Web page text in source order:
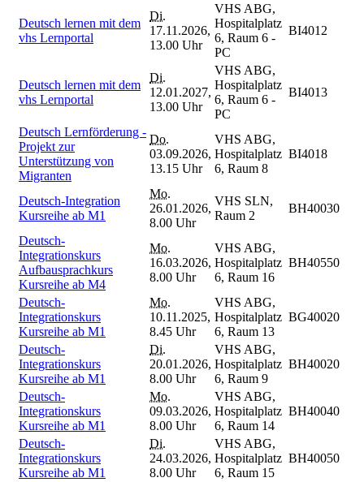
Deutsch lernen mit dem
vhs Lernportal
Di.
17.11.2026,
13.00 Uhr
VHS ABG,
Hospitalplatz
6, Raum 6 -
PC
BI4012
Deutsch lernen mit dem
vhs Lernportal
Di.
12.01.2027,
13.00 Uhr
VHS ABG,
Hospitalplatz
6, Raum 6 -
PC
BI4013
Deutsch Lernförderung -
Projekt zur
Unterstützung von
Migranten
Do.
03.09.2026,
13.15 Uhr
VHS ABG,
Hospitalplatz
6, Raum 8
BI4018
Deutsch-Integration
Kursreihe ab M1
Mo.
26.01.2026,
8.00 Uhr
VHS SLN,
Raum 2
BH40030
Deutsch-
Integrationskurs
Aufbausprachkurs
Kursreihe ab M4
Mo.
16.03.2026,
8.00 Uhr
VHS ABG,
Hospitalplatz
6, Raum 16
BH40550
Deutsch-
Integrationskurs
Kursreihe ab M1
Mo.
10.11.2025,
8.45 Uhr
VHS ABG,
Hospitalplatz
6, Raum 13
BG40020
Deutsch-
Integrationskurs
Kursreihe ab M1
Di.
20.01.2026,
8.00 Uhr
VHS ABG,
Hospitalplatz
6, Raum 9
BH40020
Deutsch-
Integrationskurs
Kursreihe ab M1
Mo.
09.03.2026,
8.00 Uhr
VHS ABG,
Hospitalplatz
6, Raum 14
BH40040
Deutsch-
Integrationskurs
Kursreihe ab M1
Di.
24.03.2026,
8.00 Uhr
VHS ABG,
Hospitalplatz
6, Raum 15
BH40050